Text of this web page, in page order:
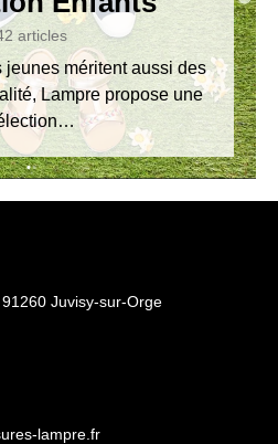
articles
jeunes méritent aussi des
Lampre propose une
Juvisy-sur-Orge
lampre.fr